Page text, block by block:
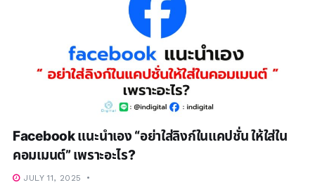
Facebook แนะนำเอง “อย่าใส่ลิงก์ในแคปชั่น ให้ใส่ใน
คอมเมนต์” เพราะอะไร?
JULY 11, 2025